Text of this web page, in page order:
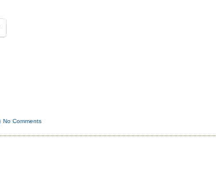
No Comments